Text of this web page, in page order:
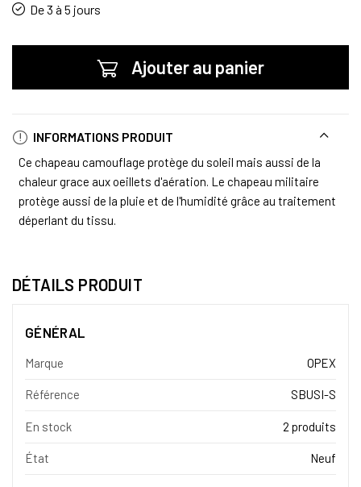
De 3 à 5 jours
Ajouter au panier
INFORMATIONS PRODUIT
Ce chapeau camouflage protège du soleil mais aussi de la
chaleur grace aux oeillets d'aération. Le chapeau militaire
protège aussi de la pluie et de l'humidité grâce au traitement
déperlant du tissu.
DÉTAILS PRODUIT
GÉNÉRAL
Marque OPEX
Référence SBUSI-S
En stock 2 produits
État Neuf